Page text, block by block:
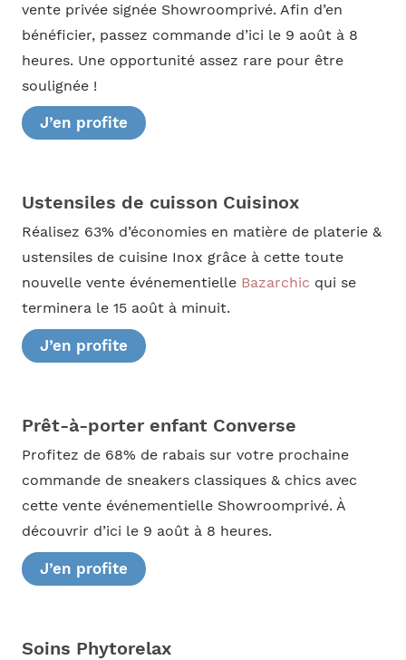
vente privée signée Showroomprivé. Afin d’en
bénéficier, passez commande d’ici le 9 août à 8
heures. Une opportunité assez rare pour être
soulignée !
J’en profite
Ustensiles de cuisson Cuisinox
Réalisez 63% d’économies en matière de platerie &
ustensiles de cuisine Inox grâce à cette toute
nouvelle vente événementielle Bazarchic qui se
terminera le 15 août à minuit.
J’en profite
Prêt-à-porter enfant Converse
Profitez de 68% de rabais sur votre prochaine
commande de sneakers classiques & chics avec
cette vente événementielle Showroomprivé. À
découvrir d’ici le 9 août à 8 heures.
J’en profite
Soins Phytorelax